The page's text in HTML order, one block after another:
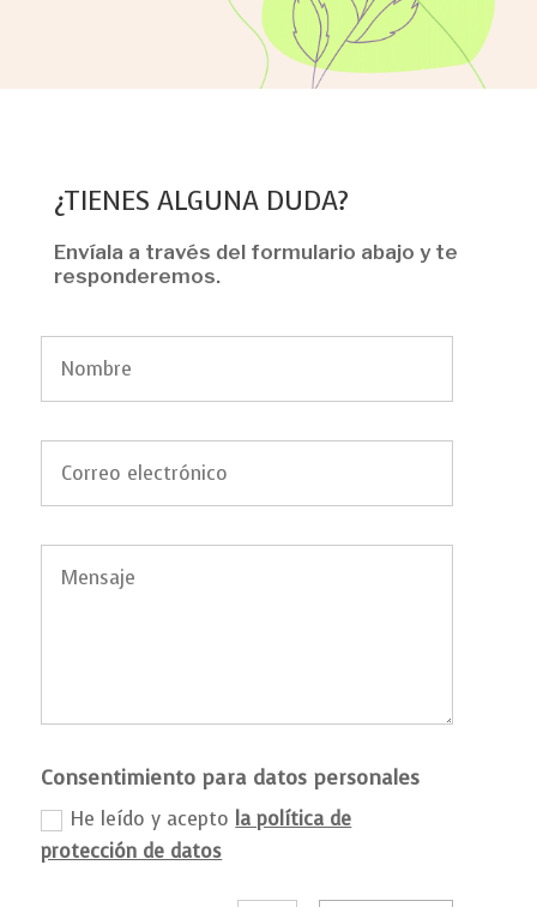
¿TIENES ALGUNA DUDA?
Envíala a través del formulario abajo y te
responderemos.
Consentimiento para datos personales
He leído y acepto la política de
protección de datos